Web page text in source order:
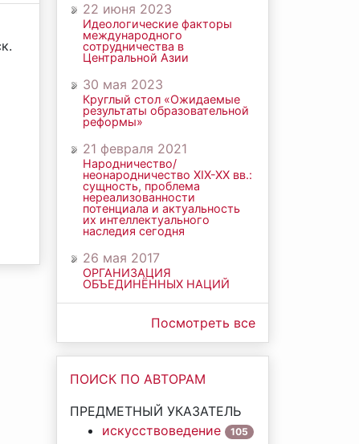
22 июня 2023
Идеологические факторы
международного
сотрудничества в
Центральной Азии
30 мая 2023
Круглый стол «Ожидаемые
результаты образовательной
реформы»
21 февраля 2021
Народничество/
неонародничество ХIХ-ХХ вв.:
сущность, проблема
нереализованности
потенциала и актуальность
их интеллектуального
наследия сегодня
26 мая 2017
ОРГАНИЗАЦИЯ
ОБЪЕДИНЁННЫХ НАЦИЙ
Посмотреть все
ПОИСК ПО АВТОРАМ
ПРЕДМЕТНЫЙ УКАЗАТЕЛЬ
искусствоведение
105